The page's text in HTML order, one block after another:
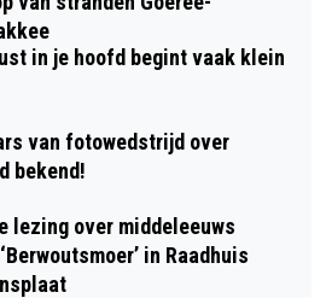
in je hoofd begint vaak klein
van fotowedstrijd over
bekend!
lezing over middeleeuws
in Raadhuis